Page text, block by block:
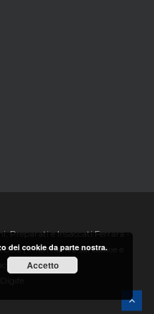
Preparati e Insaccati Ferrara -
|Informativa sui cookie e
dei cookie da parte nostra.
Accetto